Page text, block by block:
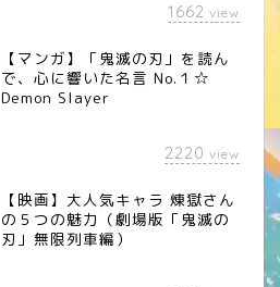
1662 view
【マンガ】「鬼滅の刃」を読ん
で、心に響いた名言 No.１☆
Demon Slayer
2220 view
【映画】大人気キャラ 煉󠄁獄さん
の５つの魅力（劇場版「鬼滅の
刃」無限列車編）